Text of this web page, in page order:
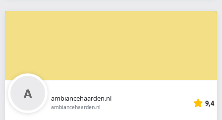
ambiancehaarden.nl
ambiancehaarden.nl 9,4